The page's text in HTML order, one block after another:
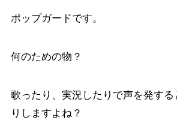
ポップガードです。
何のための物？
歌ったり、実況したりで声を発す
りしますよね？